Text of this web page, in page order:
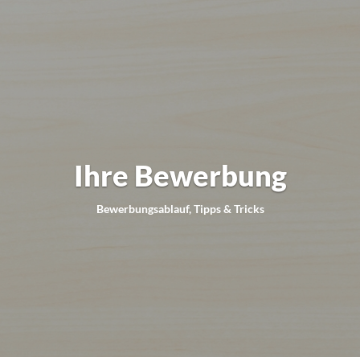
Ihre Bewerbung
Bewerbungsablauf, Tipps & Tricks